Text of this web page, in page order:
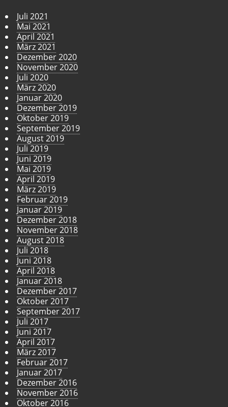
Juli 2021
Mai 2021
April 2021
März 2021
Dezember 2020
November 2020
Juli 2020
März 2020
Januar 2020
Dezember 2019
Oktober 2019
September 2019
August 2019
Juli 2019
Juni 2019
Mai 2019
April 2019
März 2019
Februar 2019
Januar 2019
Dezember 2018
November 2018
August 2018
Juli 2018
Juni 2018
April 2018
Januar 2018
Dezember 2017
Oktober 2017
September 2017
Juli 2017
Juni 2017
April 2017
März 2017
Februar 2017
Januar 2017
Dezember 2016
November 2016
Oktober 2016